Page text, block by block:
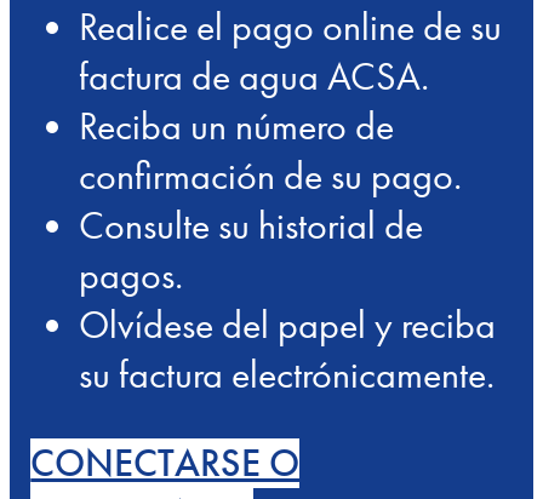
Realice el pago online de su
factura de agua ACSA.
Reciba un número de
confirmación de su pago.
Consulte su historial de
pagos.
Olvídese del papel y reciba
su factura electrónicamente.
CONECTARSE O